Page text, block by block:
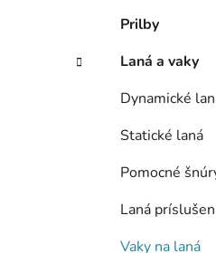
Prilby
Laná a vaky
Dynamické
Statické laná
Pomocné
Laná
Vaky na laná